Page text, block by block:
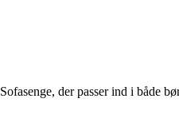
Sofasenge, der passer ind i både